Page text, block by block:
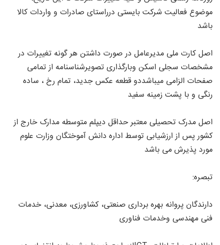
موضوع فعالیت شرکت بایستی درراستای صادرات و واردات کالا
باشد
اصل کارت ملی مدیرعامل در صورت داشتن هر گونه تغییرات در
مشخصات سجلی اسکن وبارگذاری تصویرشناسنامه از تمامی
صفحات الزامی میباشددو قطعه عکس جدید، تمام رخ ، ساده
رنگی و با پشت زمینه سفید
اصل مدرک تحصیلی معتبر حداقل دیپلم متوسطه مدارک خارج از
کشور پس از ارزشیابی توسط اداره دانش آموختگان وزارت علوم
مورد پذیرش می باشد
تبصره:
دارندگان پروانه بهره برداری صنعتی، کشاورزی، معدنی، خدمات
فنی مهندسی وخدمات فناوری